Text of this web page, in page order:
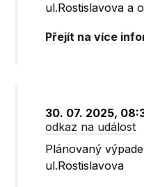
ul.Rostislavova a
Přejít na více
30. 07. 2025,
odkaz na událost
Plánovaný
ul.Rostislavova